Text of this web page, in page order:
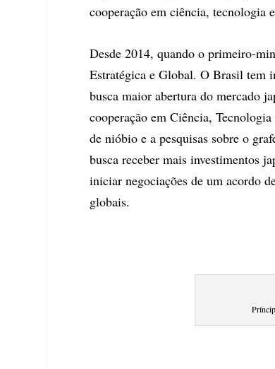
cooperação em ciência, tecnologia
Desde 2014, quando o primeiro-
Estratégica e Global. O Brasil tem
busca maior abertura do mercado
cooperação em Ciência,
de nióbio e a pesquisas sobre o
busca receber mais investimentos
iniciar negociações de um acordo
globais.